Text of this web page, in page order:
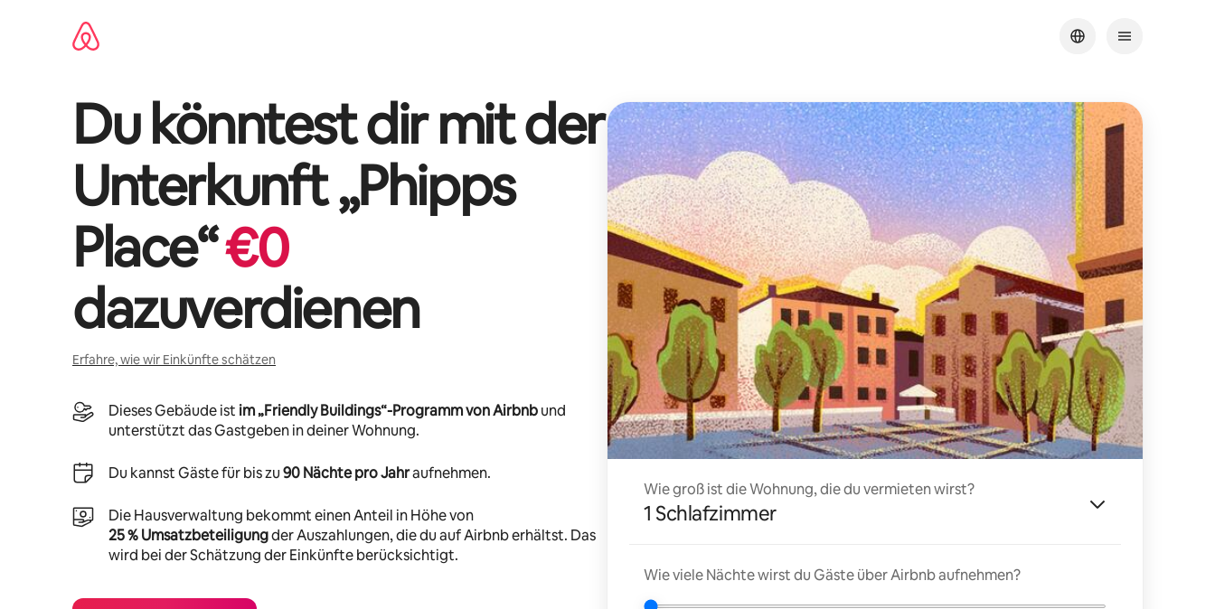
Du könntest dir mit der
Unterkunft „Phipps
Place“€0
dazuverdienen
Erfahre, wie wir Einkünfte schätzen
Dieses Gebäude ist im „Friendly Buildings“-Programm von Airbnbund
unterstützt das Gastgeben in deiner Wohnung.
Du kannst Gäste für bis zu90 Nächte pro Jahraufnehmen.
Die Hausverwaltung bekommt einen Anteil in Höhe von
25 % Umsatzbeteiligungder Auszahlungen, die du auf Airbnb erhältst. Das
wird bei der Schätzung der Einkünfte berücksichtigt.
Wie groß ist die Wohnung, die du vermieten wirst?
1 Schlafzimmer
Wie viele Nächte wirst du Gäste über Airbnb aufnehmen?